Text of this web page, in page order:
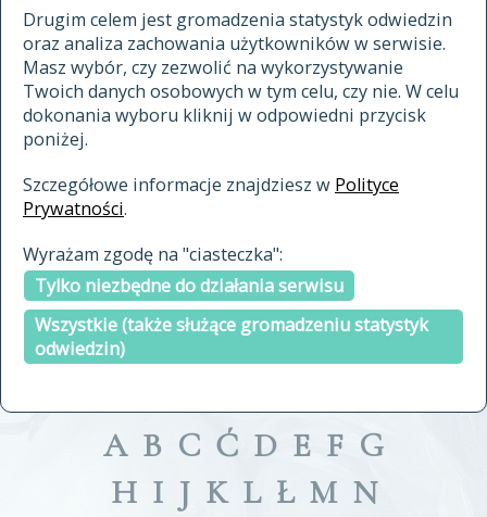
Drugim celem jest gromadzenia statystyk odwiedzin
oraz analiza zachowania użytkowników w serwisie.
Masz wybór, czy zezwolić na wykorzystywanie
Twoich danych osobowych w tym celu, czy nie. W celu
dokonania wyboru kliknij w odpowiedni przycisk
poniżej.
Szczegółowe informacje znajdziesz w Polityce
Prywatności.
Wyrażam zgodę na "ciasteczka":
Tylko niezbędne do działania serwisu
Wszystkie (także służące gromadzeniu statystyk
odwiedzin)
materiały archiwalne
cytowanie
kontakt
indeksie
a fronte
a tergo
A B C Ć D E F G
H I J K L Ł M N